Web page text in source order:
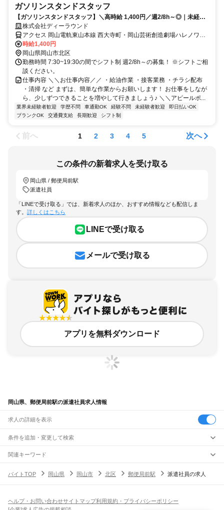
ガソリンスタンドスタッフ
【ガソリンスタンドスタッフ】＼高時給 1,400円／週2/8h～◎｜未経験
者歓迎・しゅふ＆フリーター活躍中！｜未経験OK！
株式会社ディーラウンド
アクセス 岡山電軌東山本線 西大寺町・岡山芸術創造劇場ハレノワ前
徒歩約4分、岡山電軌清輝橋線 大雲寺前徒歩約7分、岡山電軌東山本
線 小橋徒歩約7分
時給1,400円
岡山県岡山市北区
勤務時間 7:30~19:30の間でシフト制 週2/8h～の募集！ ※シフトご相
談ください。
仕事内容 ＼＼お仕事内容／／ ・給油作業 ・接客業務 ・チラシ配布
・清掃 など まずは、簡単な作業からお願いします！ お仕事をしなが
ら、少しずつできることを増やして行きましょう♪ ＼＼アピールポ...
業界未経験者歓迎 学歴不問 車通勤OK 経験不問 未経験者歓迎
即日払いOK
ブランクOK
交通費支給 長期歓迎 シフト制
前へ 1 2 3 4 5 次へ
この条件の新着求人を受け取る
岡山県 / 郵便局前駅
派遣社員
「LINEで受け取る」では、新着求人のほか、おすすめ情報なども配信しま
す。 詳しくはこちら
LINEで受け取る
メールで受け取る
アプリを無料ダウンロード
岡山県、郵便局前駅の派遣社員求人情報
求人の詳細を表示
条件を追加・変更して検索
市区町村を追加・変更
岡山県すべて
倉敷市津山市玉野市笠岡市井原市総社市高梁市新見市備前市瀬戸内市
駅を追加・変更
三石駅 吉永駅和気駅 熊山駅 万富駅瀬戸駅上道駅東岡山駅 高島駅
飲食・フードサービス
特徴を追加・変更
関連キーワード
バイトTOP
岡山県 岡山市 北区 郵便局前駅 派遣社員の求人
ヘルプ・お問い合わせサイトマップ利用規約・プライバシーポリシー